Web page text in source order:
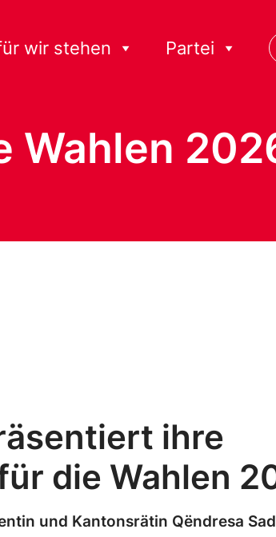
wir stehen Partei
Wahlen
ihre
die Wahlen
und Kantonsrätin Qëndresa